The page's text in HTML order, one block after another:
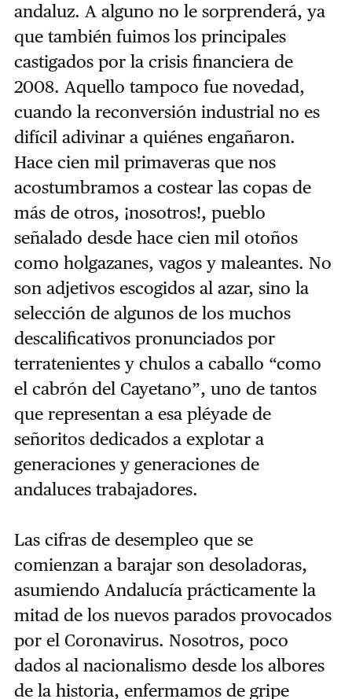
andaluz. A alguno no le sorprenderá, ya
que también fuimos los principales
castigados por la crisis financiera de
2008. Aquello tampoco fue novedad,
cuando la reconversión industrial no es
difícil adivinar a quiénes engañaron.
Hace cien mil primaveras que nos
acostumbramos a costear las copas de
más de otros, ¡nosotros!, pueblo
señalado desde hace cien mil otoños
como holgazanes, vagos y maleantes. No
son adjetivos escogidos al azar, sino la
selección de algunos de los muchos
descalificativos pronunciados por
terratenientes y chulos a caballo “como
el cabrón del Cayetano”, uno de tantos
que representan a esa pléyade de
señoritos dedicados a explotar a
generaciones y generaciones de
andaluces trabajadores.
Las cifras de desempleo que se
comienzan a barajar son desoladoras,
asumiendo Andalucía prácticamente la
mitad de los nuevos parados provocados
por el Coronavirus. Nosotros, poco
dados al nacionalismo desde los albores
de la historia, enfermamos de gripe